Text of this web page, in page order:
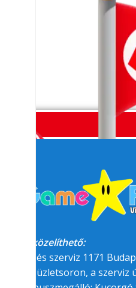
Megközelíthető:
üzlet és szerviz 1171
felőli üzletsoron, a